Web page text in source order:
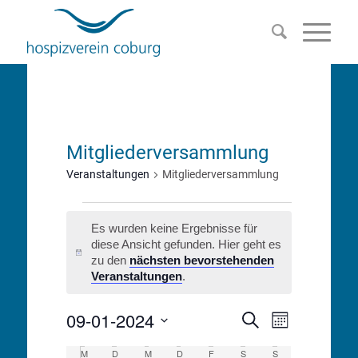
Mitgliederversammlung
Veranstaltungen Mitgliederversammlung
Veranstaltungen
Hinweis
Es wurden keine Ergebnisse für
diese Ansicht gefunden. Hier geht es
zu den nächsten bevorstehenden
Veranstaltungen.
Suche
Monat
09-01-2024
M MontagD Dienstag
MMittwoch
DDonnerstag
FFreitagS Samstag
S